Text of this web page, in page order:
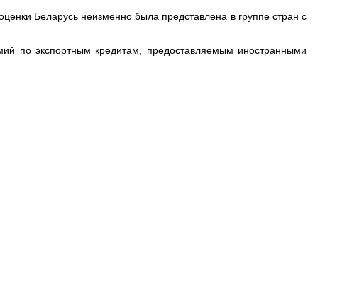
Беларусь неизменно была представлена в группе стран с
по экспортным кредитам, предоставляемым иностранными